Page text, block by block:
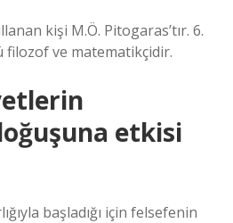
kişi M.Ö. Pitogaras’tır. 6.
filozof ve matematikçidir.
etkisi
başladığı için felsefenin